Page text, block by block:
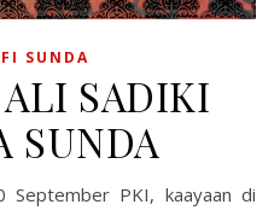
SUNDA
SADIKI
SUNDA